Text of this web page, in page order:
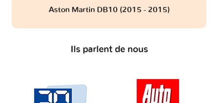
Aston Martin DB10 (2015 - 2015)
Ils parlent de nous